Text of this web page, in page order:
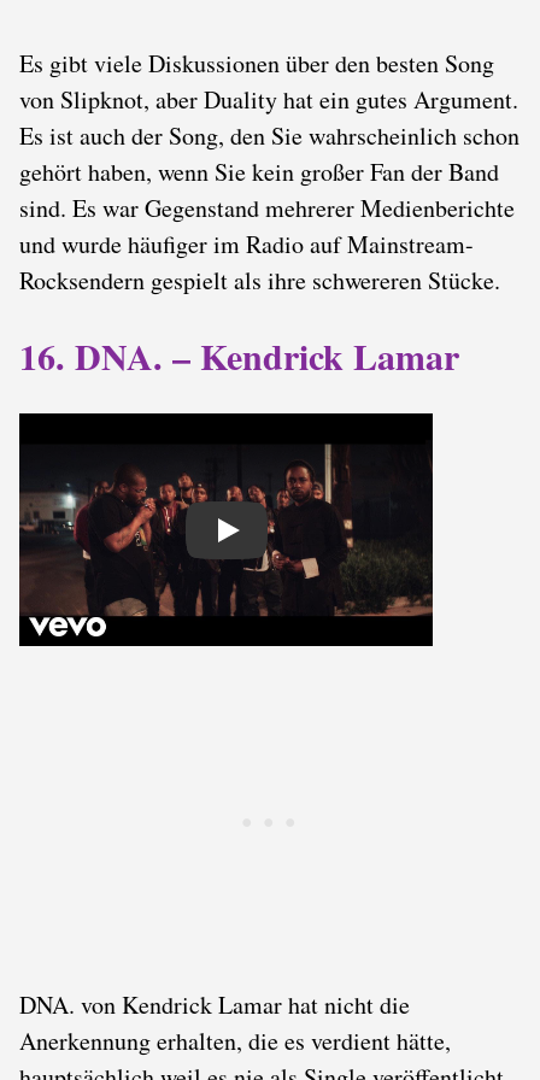
Es gibt viele Diskussionen über den besten Song
von Slipknot, aber Duality hat ein gutes Argument.
Es ist auch der Song, den Sie wahrscheinlich schon
gehört haben, wenn Sie kein großer Fan der Band
sind. Es war Gegenstand mehrerer Medienberichte
und wurde häufiger im Radio auf Mainstream-
Rocksendern gespielt als ihre schwereren Stücke.
16. DNA. – Kendrick Lamar
Play
DNA. von Kendrick Lamar hat nicht die
Anerkennung erhalten, die es verdient hätte,